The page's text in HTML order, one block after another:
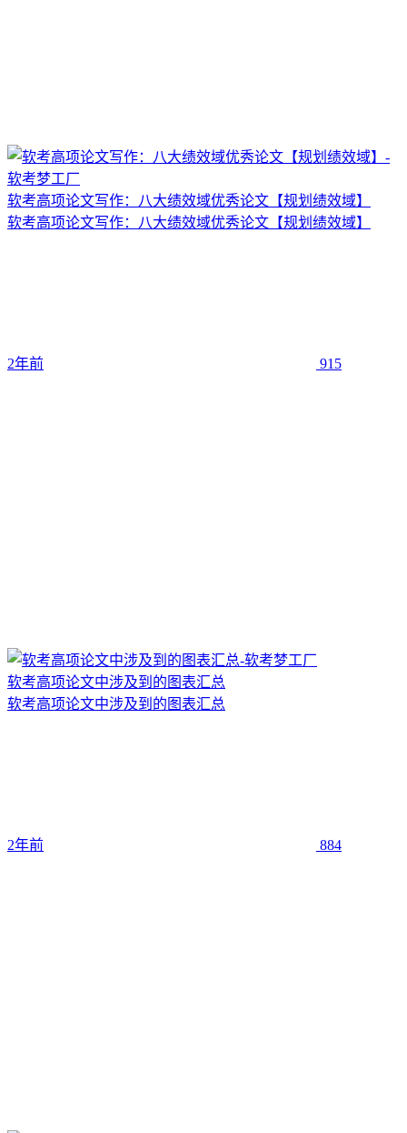
软考高项论文写作：八大绩效域优秀论文【规划绩效域】
软考高项论文写作：八大绩效域优秀论文【规划绩效域】
2年前 915
软考高项论文中涉及到的图表汇总
软考高项论文中涉及到的图表汇总
2年前 884